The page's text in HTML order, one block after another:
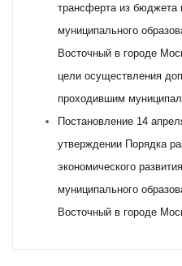
трансферта из бюджета
муниципального
Восточный в городе
цели осуществления
проходившим
Постановление 14
утверждении Порядка
экономического
муниципального
Восточный в городе